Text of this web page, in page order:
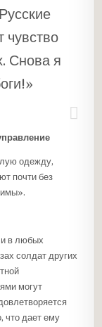
Снова я
одежду,
почти без
в любых
солдат других
могут
что дает ему